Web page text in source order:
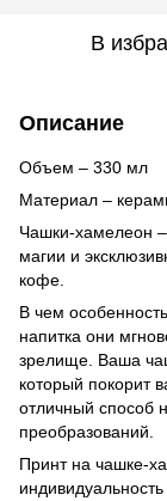
В
Описание
Объем – 330 мл
Материал –
Чашки-хамелеон
магии и
кофе.
В чем
напитка они
зрелище. Ваша
который покорит
отличный способ
преобразований.
Принт на чашке-